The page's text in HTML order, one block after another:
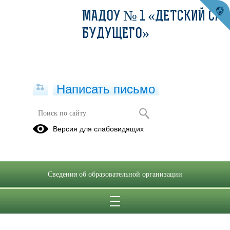
МАДОУ № 1 «ДЕТСКИЙ САД
БУДУЩЕГО»
Написать письмо
Версия для слабовидящих
Сведения об образовательной организации